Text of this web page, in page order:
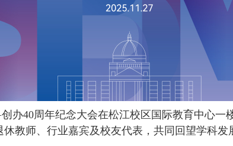
办40周年纪念大会在松江校区国际教育中心一
教师、行业嘉宾及校友代表，共同回望学科发